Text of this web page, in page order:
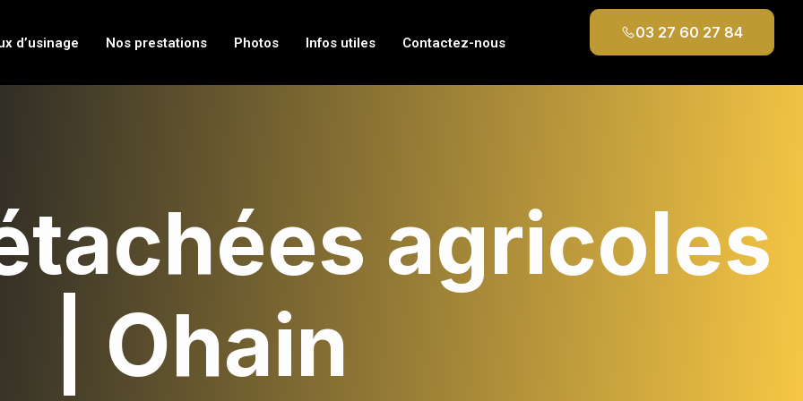
d’usinage Nos prestations Photos Infos utiles Contactez-nous
03 27 60 27 84
agricoles
| Ohain